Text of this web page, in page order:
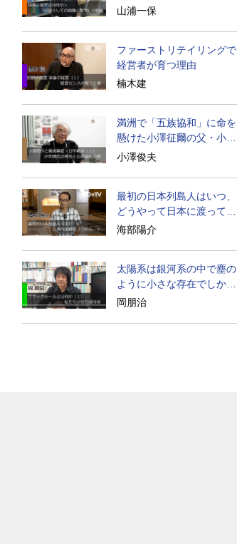
処方箋
山浦一保
ファーストリテイリングで
経営者が育つ理由
楠木建
満洲で「五族協和」に命を
懸けた小澤征爾の父・小澤
開作
小澤俊夫
最初の日本列島人はいつ、
どうやって日本に渡ってき
たのか
海部陽介
太陽系は銀河系の中で塵の
ように小さな存在でしかな
い
岡朋治